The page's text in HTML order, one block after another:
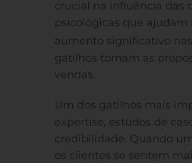
crucial na influência das
psicológicas que
aumento significativo nas
gatilhos tornam as
vendas.
Um dos gatilhos mais
expertise, estudos de
credibilidade. Quando
os clientes se sentem